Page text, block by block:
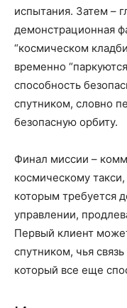
испытания. Затем –
демонстрационная
“космическом
временно
способность
спутником, словно
безопасную орбиту.
Финал миссии –
космическому
которым требуется
управлении,
Первый клиент
спутником, чья
который все еще